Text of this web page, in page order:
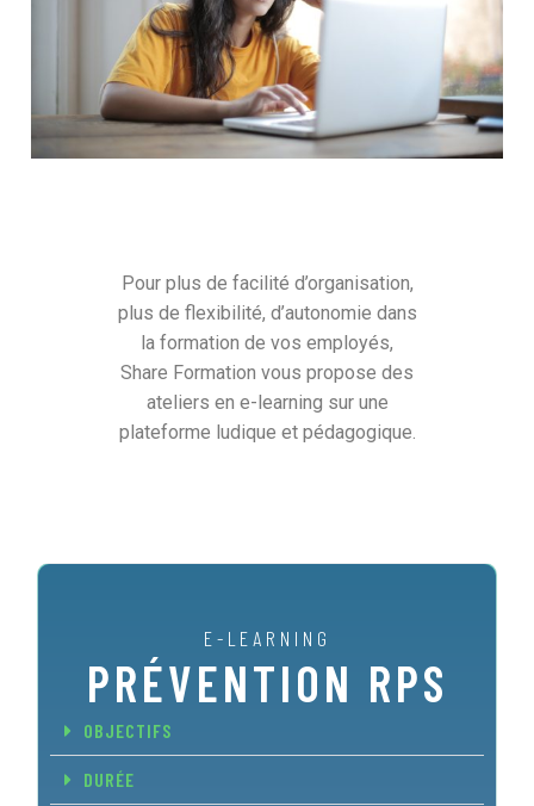
Pour plus de facilité d’organisation,
plus de flexibilité, d’autonomie dans
la formation de vos employés,
Share Formation vous propose des
ateliers en e-learning sur une
plateforme ludique et pédagogique.
E-LEARNING
PRÉVENTION RPS
OBJECTIFS
DURÉE